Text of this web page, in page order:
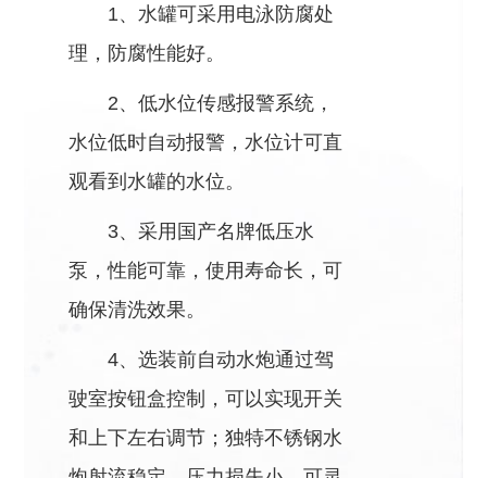
1、水罐可采用电泳防腐处
理，防腐性能好。
2、低水位传感报警系统，
水位低时自动报警，水位计可直
观看到水罐的水位。
3、采用国产名牌低压水
泵，性能可靠，使用寿命长，可
确保清洗效果。
4、选装前自动水炮通过驾
驶室按钮盒控制，可以实现开关
和上下左右调节；独特不锈钢水